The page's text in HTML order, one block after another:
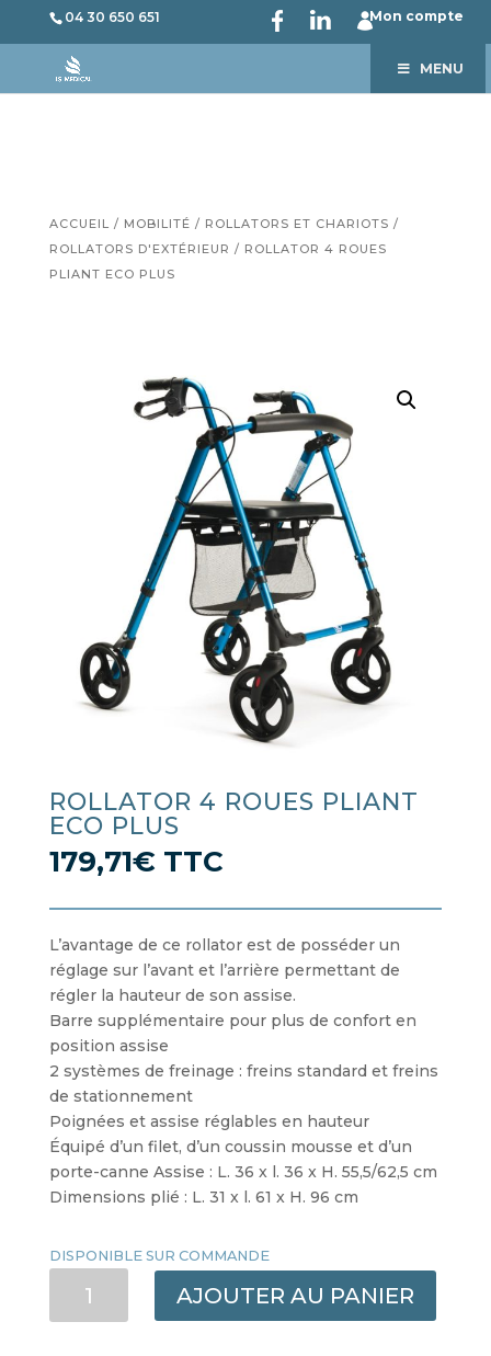
04 30 650 651 Mon compte
MENU
ACCUEIL / MOBILITÉ / ROLLATORS ET CHARIOTS /
ROLLATORS D'EXTÉRIEUR / ROLLATOR 4 ROUES
PLIANT ECO PLUS
ROLLATOR 4 ROUES PLIANT
ECO PLUS
179,71€ TTC
L’avantage de ce rollator est de posséder un
réglage sur l’avant et l’arrière permettant de
régler la hauteur de son assise.
Barre supplémentaire pour plus de confort en
position assise
2 systèmes de freinage : freins standard et freins
de stationnement
Poignées et assise réglables en hauteur
Équipé d’un filet, d’un coussin mousse et d’un
porte-canne Assise : L. 36 x l. 36 x H. 55,5/62,5 cm
Dimensions plié : L. 31 x l. 61 x H. 96 cm
DISPONIBLE SUR COMMANDE
AJOUTER AU PANIER